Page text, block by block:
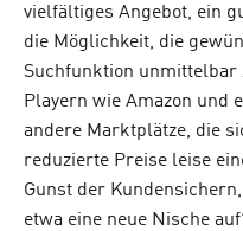
vielfältiges Angebot, ein
die Möglichkeit, die
Suchfunktion unmittelbar
Playern wie Amazon und
andere Marktplätze, die
reduzierte Preise leise
Gunst der
etwa eine neue Nische